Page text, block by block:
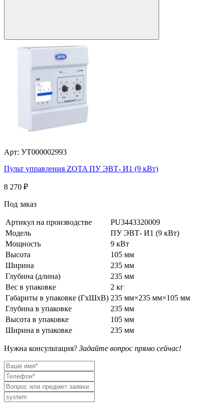
Арт: УТ000002993
Пульт управления ZOTA ПУ ЭВТ- И1 (9 кВт)
8 270 ₽
Под заказ
Артикул на производстве
PU3443320009
Модель
ПУ ЭВТ- И1 (9 кВт)
Мощность
9 кВт
Высота
105 мм
Ширина
235 мм
Глубина (длина)
235 мм
Вес в упаковке
2 кг
Габариты в упаковке (ГхШхВ) 235 мм×235 мм×105 мм
Глубина в упаковке
235 мм
Высота в упаковке
105 мм
Ширина в упаковке
235 мм
Нужна консультация? Задайте вопрос прямо сейчас!